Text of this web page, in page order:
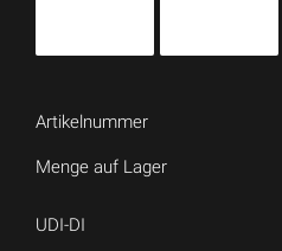
Artikelnummer
Menge auf Lager
UDI-DI